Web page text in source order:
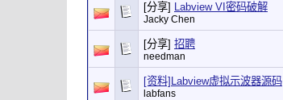
[分享] Labview VI密码破解
Jacky Chen
[分享] 招聘
needman
[资料]Labview虚拟示波器源码
labfans